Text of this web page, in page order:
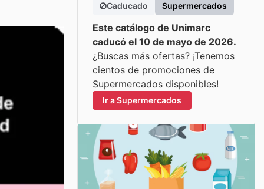
Caducado Supermercados
Este catálogo de Unimarc
caducó el 10 de mayo de 2026.
¿Buscas más ofertas? ¡Tenemos
cientos de promociones de
Supermercados disponibles!
Ir a Supermercados